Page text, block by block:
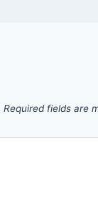
Required fields are